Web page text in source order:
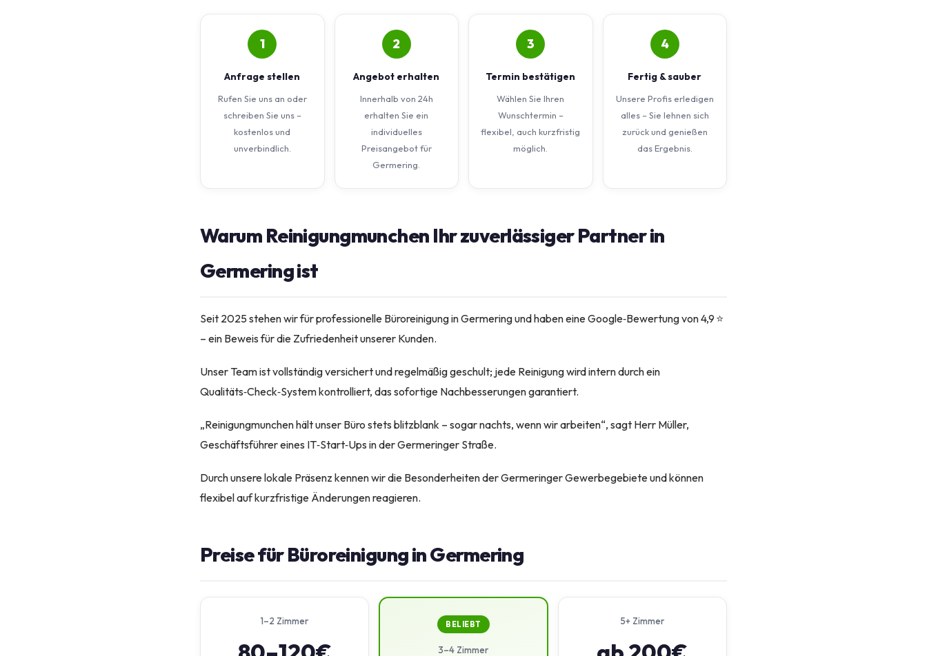
1
Anfrage stellen
Rufen Sie uns an oder
schreiben Sie uns –
kostenlos und
unverbindlich.
2
Angebot erhalten
Innerhalb von 24h
erhalten Sie ein
individuelles
Preisangebot für
Germering.
3
Termin bestätigen
Wählen Sie Ihren
Wunschtermin –
flexibel, auch kurzfristig
möglich.
4
Fertig & sauber
Unsere Profis erledigen
alles – Sie lehnen sich
zurück und genießen
das Ergebnis.
Warum Reinigungmunchen Ihr zuverlässiger Partner in
Germering ist
Seit 2025 stehen wir für professionelle Büroreinigung in Germering und haben eine Google‑Bewertung von 4,9 ⭐
– ein Beweis für die Zufriedenheit unserer Kunden.
Unser Team ist vollständig versichert und regelmäßig geschult; jede Reinigung wird intern durch ein
Qualitäts‑Check‑System kontrolliert, das sofortige Nachbesserungen garantiert.
„Reinigungmunchen hält unser Büro stets blitzblank – sogar nachts, wenn wir arbeiten“, sagt Herr Müller,
Geschäftsführer eines IT‑Start‑Ups in der Germeringer Straße.
Durch unsere lokale Präsenz kennen wir die Besonderheiten der Germeringer Gewerbegebiete und können
flexibel auf kurzfristige Änderungen reagieren.
Preise für Büroreinigung in Germering
1–2 Zimmer BELIEBT
3–4 Zimmer
5+ Zimmer